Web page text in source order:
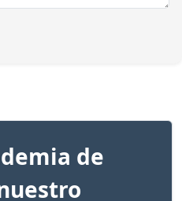
de